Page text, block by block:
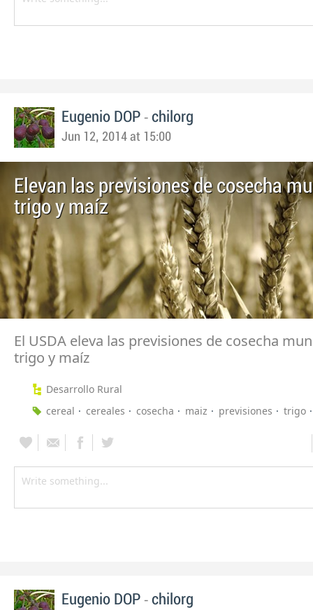
Eugenio DOP - chilorg
Jun 12, 2014 at 15:00
Elevan las previsiones de cosecha
trigo y maíz
El USDA eleva las previsiones de cosecha
trigo y maíz
Desarrollo Rural
cereal
cereales cosecha maiz previsiones trigo
Eugenio DOP - chilorg